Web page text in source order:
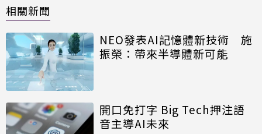
相關新聞
NEO發表AI記憶體新技術 施
振榮：帶來半導體新可能
開口免打字 Big Tech押注語
音主導AI未來